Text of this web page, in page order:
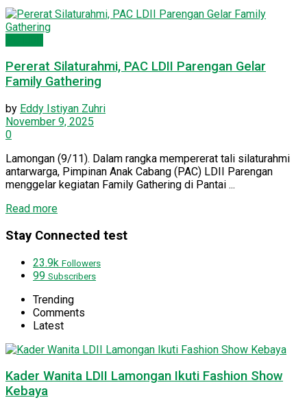
Pererat Silaturahmi, PAC LDII Parengan Gelar
Family Gathering
by Eddy Istiyan Zuhri
November 9, 2025
0
Lamongan (9/11). Dalam rangka mempererat tali silaturahmi
antarwarga, Pimpinan Anak Cabang (PAC) LDII Parengan
menggelar kegiatan Family Gathering di Pantai ...
Read more
Stay Connected test
23.9k Followers
99 Subscribers
Trending
Comments
Latest
Kader Wanita LDII Lamongan Ikuti Fashion Show
Kebaya